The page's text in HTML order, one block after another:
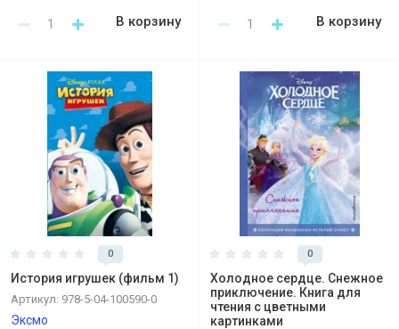
В корзину В корзину
0
История игрушек (фильм 1)
Артикул: 978-5-04-100590-0
Эксмо
0
Холодное сердце. Снежное
приключение. Книга для
чтения с цветными
картинками